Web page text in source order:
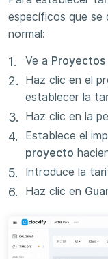
específicos que
normal:
Ve a Proyectos
Haz clic en el
establecer la
Haz clic en la
Establece el
proyecto
Introduce la
Haz clic en